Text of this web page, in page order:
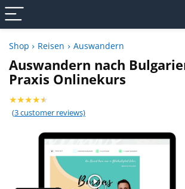
Shop Reisen Auswandern
Auswandern nach
Praxis Onlinekurs
★★★★★
(3customer reviews)